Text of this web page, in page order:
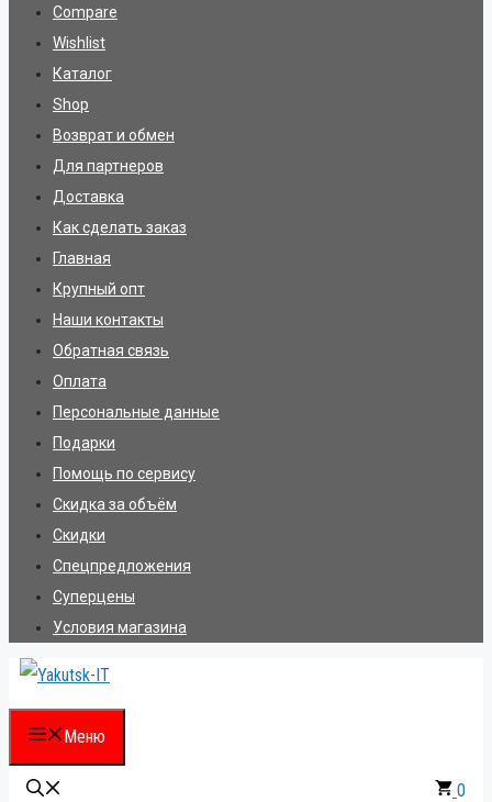
Compare
Wishlist
Каталог
Shop
Возврат и обмен
Для партнеров
Доставка
Как сделать заказ
Главная
Крупный опт
Наши контакты
Обратная связь
Оплата
Персональные данные
Подарки
Помощь по сервису
Скидка за объём
Скидки
Спецпредложения
Суперцены
Условия магазина
Меню
0